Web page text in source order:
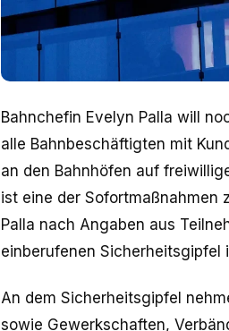
Bahnchefin Evelyn Palla will
alle Bahnbeschäftigten mit
an den Bahnhöfen auf
ist eine der Sofortmaßnahmen
Palla nach Angaben aus
einberufenen Sicherheitsgipfel
An dem Sicherheitsgipfel
sowie Gewerkschaften,